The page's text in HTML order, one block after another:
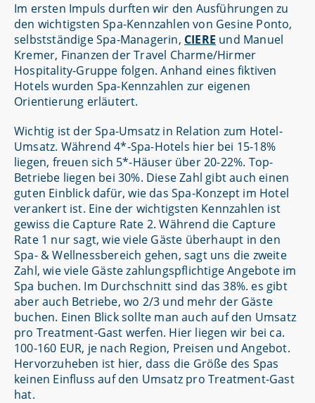
Im ersten Impuls durften wir den Ausführungen zu
den wichtigsten Spa-Kennzahlen von Gesine Ponto,
selbstständige Spa-Managerin, CIERE und Manuel
Kremer, Finanzen der Travel Charme/Hirmer
Hospitality-Gruppe folgen. Anhand eines fiktiven
Hotels wurden Spa-Kennzahlen zur eigenen
Orientierung erläutert.
Wichtig ist der Spa-Umsatz in Relation zum Hotel-
Umsatz. Während 4*-Spa-Hotels hier bei 15-18%
liegen, freuen sich 5*-Häuser über 20-22%. Top-
Betriebe liegen bei 30%. Diese Zahl gibt auch einen
guten Einblick dafür, wie das Spa-Konzept im Hotel
verankert ist. Eine der wichtigsten Kennzahlen ist
gewiss die Capture Rate 2. Während die Capture
Rate 1 nur sagt, wie viele Gäste überhaupt in den
Spa- & Wellnessbereich gehen, sagt uns die zweite
Zahl, wie viele Gäste zahlungspflichtige Angebote im
Spa buchen. Im Durchschnitt sind das 38%. es gibt
aber auch Betriebe, wo 2/3 und mehr der Gäste
buchen. Einen Blick sollte man auch auf den Umsatz
pro Treatment-Gast werfen. Hier liegen wir bei ca.
100-160 EUR, je nach Region, Preisen und Angebot.
Hervorzuheben ist hier, dass die Größe des Spas
keinen Einfluss auf den Umsatz pro Treatment-Gast
hat.